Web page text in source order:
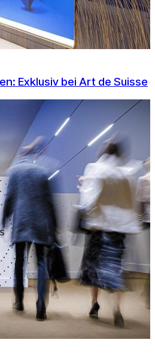
Exklusiv bei Art de Suisse